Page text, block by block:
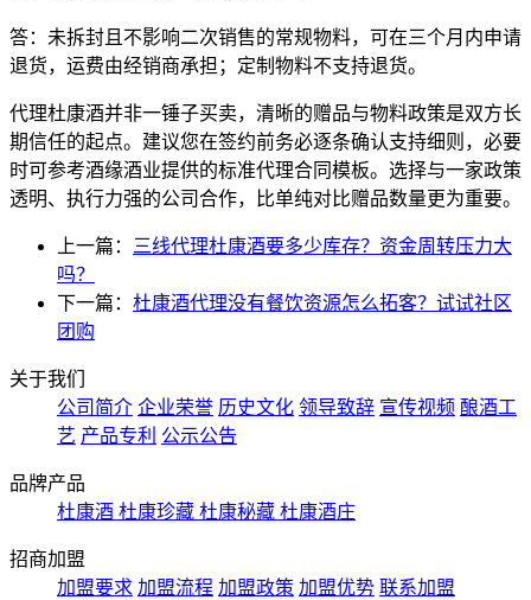
答：未拆封且不影响二次销售的常规物料，可在三个月内申请
退货，运费由经销商承担；定制物料不支持退货。
代理杜康酒并非一锤子买卖，清晰的赠品与物料政策是双方长
期信任的起点。建议您在签约前务必逐条确认支持细则，必要
时可参考酒缘酒业提供的标准代理合同模板。选择与一家政策
透明、执行力强的公司合作，比单纯对比赠品数量更为重要。
上一篇：
三线代理杜康酒要多少库存？资金周转压力大
吗？
下一篇： 杜康酒代理没有餐饮资源怎么拓客？试试社区
团购
关于我们
公司简介 企业荣誉 历史文化 领导致辞 宣传视频 酿酒工
艺 产品专利 公示公告
品牌产品
杜康酒 杜康珍藏 杜康秘藏 杜康酒庄
招商加盟
加盟要求 加盟流程 加盟政策 加盟优势 联系加盟